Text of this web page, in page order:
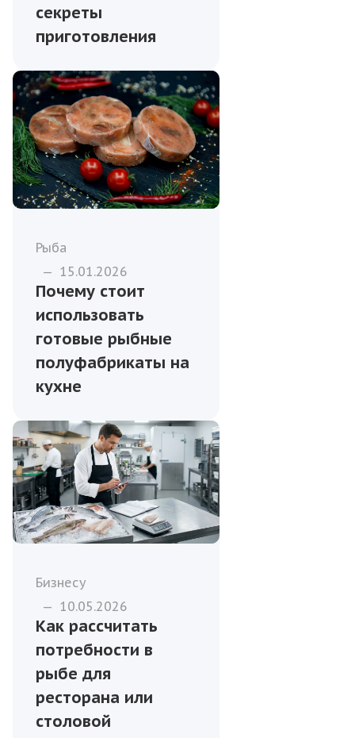
секреты
приготовления
Рыба
— 15.01.2026
Почему стоит
использовать
готовые рыбные
полуфабрикаты на
кухне
Бизнесу
— 10.05.2026
Как рассчитать
потребности в
рыбе для
ресторана или
столовой